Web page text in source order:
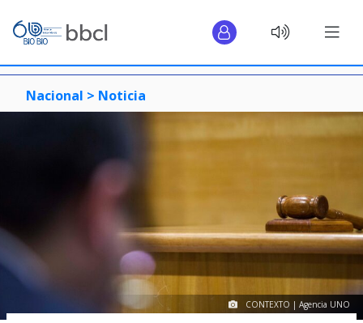
Nacional > Noticia
CONTEXTO | Agencia UNO